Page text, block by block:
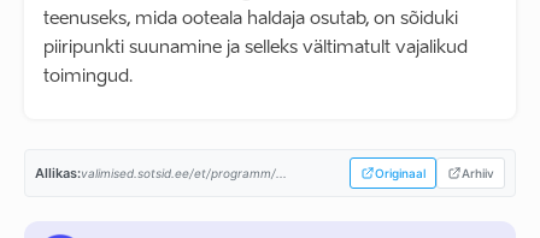
teenuseks, mida ooteala haldaja osutab, on sõiduki
piiripunkti suunamine ja selleks vältimatult vajalikud
toimingud.
Allikas:valimised.sotsid.ee/et/programm/... Originaal Arhiiv